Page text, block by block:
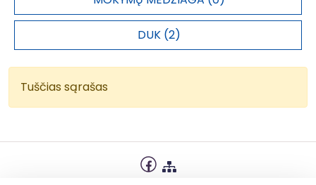
prisijungę prie
vandens
tiekimo
DUK (2)
Tuščias sąrašas